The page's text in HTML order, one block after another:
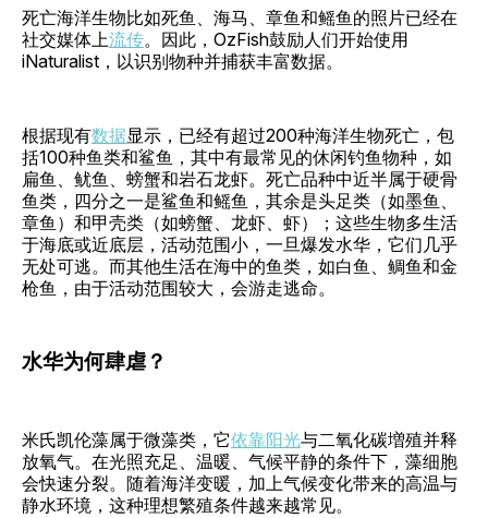
死亡海洋生物比如死鱼、海马、章鱼和鳐鱼的照片已经在
社交媒体上流传。因此，OzFish鼓励人们开始使用
iNaturalist，以识别物种并捕获丰富数据。
根据现有数据显示，已经有超过200种海洋生物死亡，包
括100种鱼类和鲨鱼，其中有最常见的休闲钓鱼物种，如
扁鱼、鱿鱼、螃蟹和岩石龙虾。死亡品种中近半属于硬骨
鱼类，四分之一是鲨鱼和鳐鱼，其余是头足类（如墨鱼、
章鱼）和甲壳类（如螃蟹、龙虾、虾）；这些生物多生活
于海底或近底层，活动范围小，一旦爆发水华，它们几乎
无处可逃。而其他生活在海中的鱼类，如白鱼、鲷鱼和金
枪鱼，由于活动范围较大，会游走逃命。
水华为何肆虐？
米氏凯伦藻属于微藻类，它依靠阳光与二氧化碳増殖并释
放氧气。在光照充足、温暖、气候平静的条件下，藻细胞
会快速分裂。随着海洋变暖，加上气候变化带来的高温与
静水环境，这种理想繁殖条件越来越常见。